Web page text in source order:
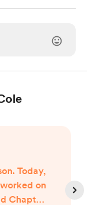
Today,
on
Chapter